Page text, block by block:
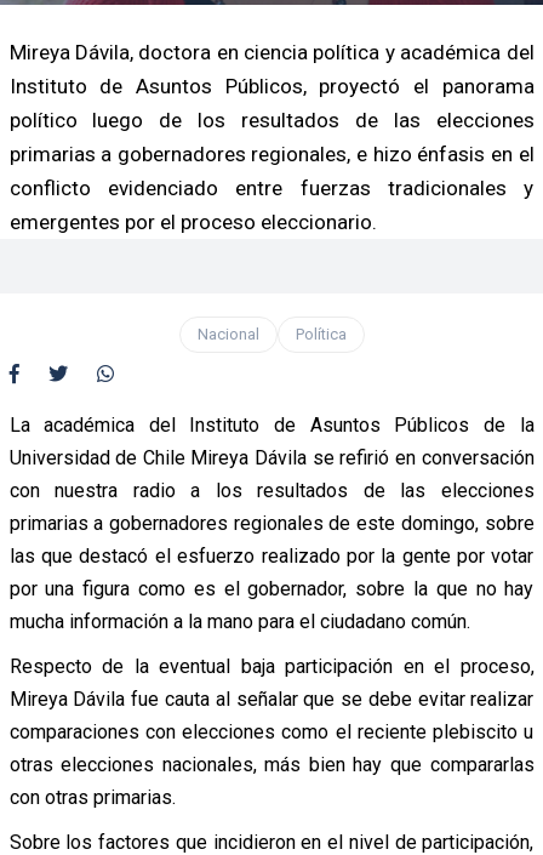
Mireya Dávila, doctora en ciencia política y académica del
Instituto de Asuntos Públicos, proyectó el panorama
político luego de los resultados de las elecciones
primarias a gobernadores regionales, e hizo énfasis en el
conflicto evidenciado entre fuerzas tradicionales y
emergentes por el proceso eleccionario.
Nacional Política
La académica del Instituto de Asuntos Públicos de la
Universidad de Chile Mireya Dávila se refirió en conversación
con nuestra radio a los resultados de las elecciones
primarias a gobernadores regionales de este domingo, sobre
las que destacó el esfuerzo realizado por la gente por votar
por una figura como es el gobernador, sobre la que no hay
mucha información a la mano para el ciudadano común.
Respecto de la eventual baja participación en el proceso,
Mireya Dávila fue cauta al señalar que se debe evitar realizar
comparaciones con elecciones como el reciente plebiscito u
otras elecciones nacionales, más bien hay que compararlas
con otras primarias.
Sobre los factores que incidieron en el nivel de participación,